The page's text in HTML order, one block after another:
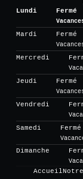
Lundi
Fermé
Mardi
Fermé
Mercredi
Jeudi
Fermé
Vendredi
Samedi
Fermé
Dimanche
Accueil